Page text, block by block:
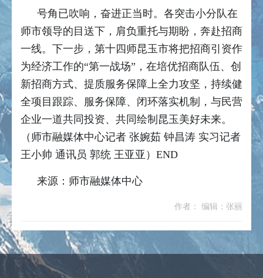
号角已吹响，奋进正当时。各突击小分队在
师市领导的目送下，肩负重托与期盼，奔赴招商
一线。下一步，第十四师昆玉市将把招商引资作
为经济工作的“第一战场”，在培优招商队伍、创
新招商方式、提质服务保障上全力攻坚，持续健
全项目跟踪、服务保障、闭环落实机制，与民营
企业一道共同投资、共同绘制昆玉美好未来。
（师市融媒体中心记者 张婉茹 钟昌涛 实习记者
王小帅 通讯员 郭统 王亚亚）END
来源：师市融媒体中心
作者： 编辑：张丽